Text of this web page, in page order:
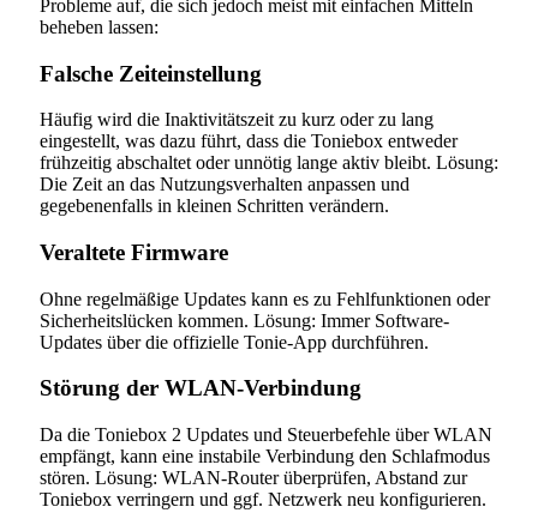
Probleme auf, die sich jedoch meist mit einfachen Mitteln
beheben lassen:
Falsche Zeiteinstellung
Häufig wird die Inaktivitätszeit zu kurz oder zu lang
eingestellt, was dazu führt, dass die Toniebox entweder
frühzeitig abschaltet oder unnötig lange aktiv bleibt. Lösung:
Die Zeit an das Nutzungsverhalten anpassen und
gegebenenfalls in kleinen Schritten verändern.
Veraltete Firmware
Ohne regelmäßige Updates kann es zu Fehlfunktionen oder
Sicherheitslücken kommen. Lösung: Immer Software-
Updates über die offizielle Tonie-App durchführen.
Störung der WLAN-Verbindung
Da die Toniebox 2 Updates und Steuerbefehle über WLAN
empfängt, kann eine instabile Verbindung den Schlafmodus
stören. Lösung: WLAN-Router überprüfen, Abstand zur
Toniebox verringern und ggf. Netzwerk neu konfigurieren.